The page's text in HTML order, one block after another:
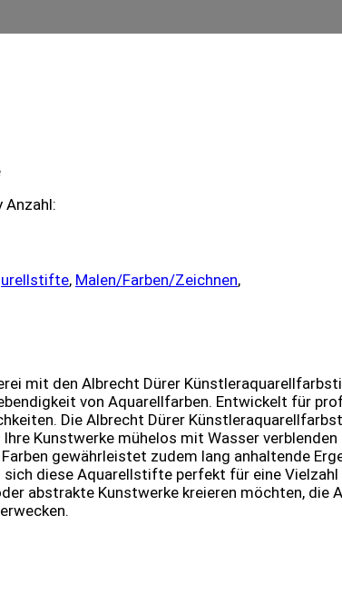
Anzahl:
, Malen/Farben/Zeichnen,
mit den Albrecht Dürer
von Aquarellfarben. Entwickelt für
Die Albrecht Dürer
Kunstwerke mühelos mit Wasser
gewährleistet zudem lang anhaltende
diese Aquarellstifte perfekt für eine
abstrakte Kunstwerke kreieren möchten,